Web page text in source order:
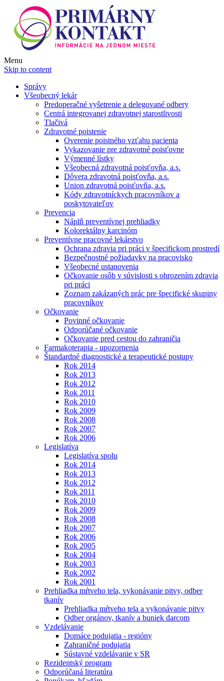
Menu
Skip to content
Správy
Všeobecný lekár
Predoperačné vyšetrenie a delegované odbery
Centrá integrovanej zdravotnej starostlivosti
Tlačivá
Zdravotné poistenie
Overenie poistného vzťahu pacienta
Vykazovanie pre zdravotné poisťovne
Výmenné lístky
Všeobecná zdravotná poisťovňa, a.s.
Dôvera zdravotná poisťovňa, a.s.
Union zdravotná poisťovňa, a.s.
Kódy zdravotníckych pracovníkov a
poskytovateľov
Prevencia
Náplň preventívnej prehliadky
Kolorektálny karcinóm
Preventívne pracovné lekárstvo
Ochrana zdravia pri práci v špecifickom prostredí
Bezpečnostné požiadavky na pracovisko
Všeobecné ustanovenia
Očkovanie osôb v súvislosti s ohrozením zdravia
pri práci
Zoznam zakázaných prác pre špecifické skupiny
pracovníkov
Očkovanie
Povinné očkovanie
Odporúčané očkovanie
Očkovanie pred cestou do zahraničia
Farmakoterapia - upozornenia
Štandardné diagnostické a terapeutické postupy
Rok 2014
Rok 2013
Rok 2012
Rok 2011
Rok 2010
Rok 2009
Rok 2008
Rok 2007
Rok 2006
Legislatíva
Legislatíva spolu
Rok 2014
Rok 2013
Rok 2012
Rok 2011
Rok 2010
Rok 2009
Rok 2008
Rok 2007
Rok 2006
Rok 2005
Rok 2004
Rok 2003
Rok 2002
Rok 2001
Prehliadka mŕtveho tela, vykonávanie pitvy, odber
tkanív
Prehliadka mŕtveho tela a vykonávanie pitvy
Odber orgánov, tkanív a buniek darcom
Vzdelávanie
Domáce podujatia - regióny
Zahraničné podujatia
Sústavné vzdelávanie v SR
Rezidentský program
Odporúčaná literatúra